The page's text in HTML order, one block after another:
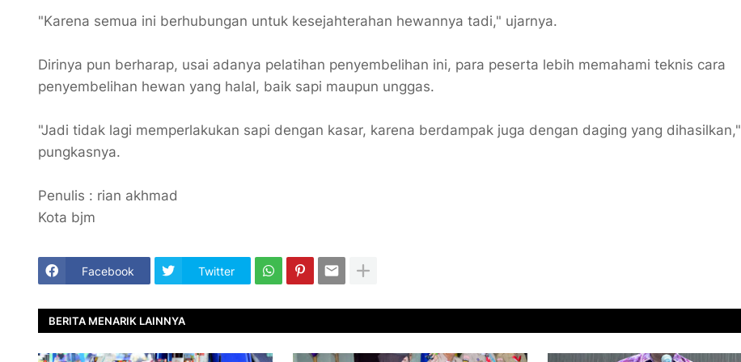
"Karena semua ini berhubungan untuk kesejahterahan hewannya tadi," ujarnya.
Dirinya pun berharap, usai adanya pelatihan penyembelihan ini, para peserta lebih memahami teknis cara
penyembelihan hewan yang halal, baik sapi maupun unggas.
"Jadi tidak lagi memperlakukan sapi dengan kasar, karena berdampak juga dengan daging yang dihasilkan,"
pungkasnya.
Penulis : rian akhmad
Kota bjm
Facebook Twitter
BERITA MENARIK LAINNYA